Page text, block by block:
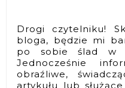
Drogi czytelniku!
bloga, będzie mi
po sobie ślad w
Jednocześnie
obraźliwe,
artykułu lub